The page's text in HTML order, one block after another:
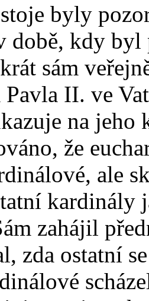
byly
době, kdy
sám
Pavla II. ve
na
že
ale
zahájil
zda ostatní